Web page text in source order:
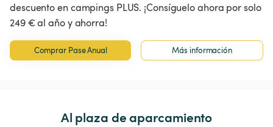
descuento en campings PLUS. ¡Consíguelo ahora por solo
249 € al año y ahorra!
Comprar Pase Anual Más información
Al plaza de aparcamiento